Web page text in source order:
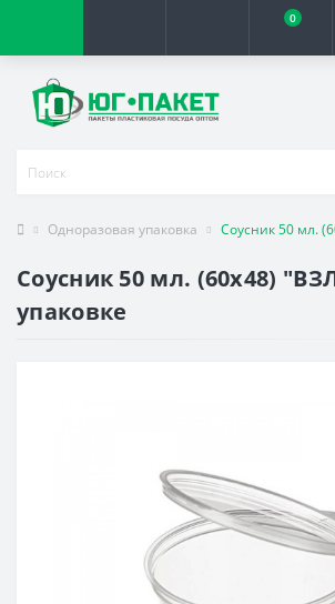
0
Одноразовая упаковка Соусник 50 мл.
Соусник 50 мл. (60х48)
упаковке